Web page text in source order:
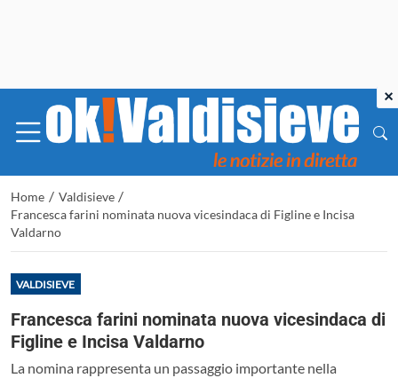
Home / Valdisieve /
Francesca farini nominata nuova vicesindaca di Figline e Incisa
Valdarno
VALDISIEVE
Francesca farini nominata nuova vicesindaca di
Figline e Incisa Valdarno
La nomina rappresenta un passaggio importante nella
×